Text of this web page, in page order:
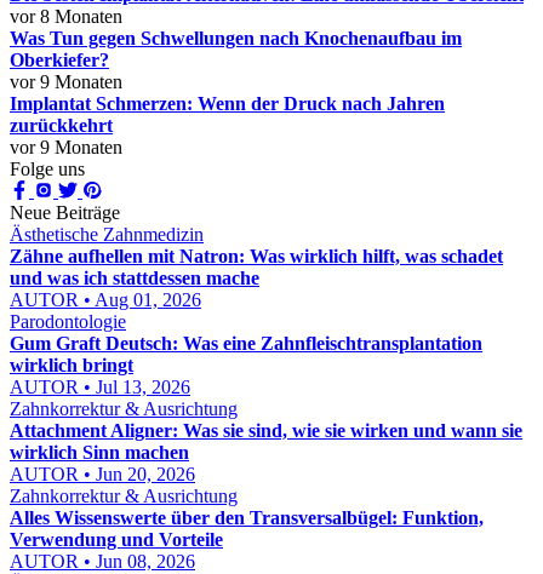
vor 8 Monaten
Was Tun gegen Schwellungen nach Knochenaufbau im
Oberkiefer?
vor 9 Monaten
Implantat Schmerzen: Wenn der Druck nach Jahren
zurückkehrt
vor 9 Monaten
Folge uns
Neue Beiträge
Ästhetische Zahnmedizin
Zähne aufhellen mit Natron: Was wirklich hilft, was schadet
und was ich stattdessen mache
AUTOR • Aug 01, 2026
Parodontologie
Gum Graft Deutsch: Was eine Zahnfleischtransplantation
wirklich bringt
AUTOR • Jul 13, 2026
Zahnkorrektur & Ausrichtung
Attachment Aligner: Was sie sind, wie sie wirken und wann sie
wirklich Sinn machen
AUTOR • Jun 20, 2026
Zahnkorrektur & Ausrichtung
Alles Wissenswerte über den Transversalbügel: Funktion,
Verwendung und Vorteile
AUTOR • Jun 08, 2026